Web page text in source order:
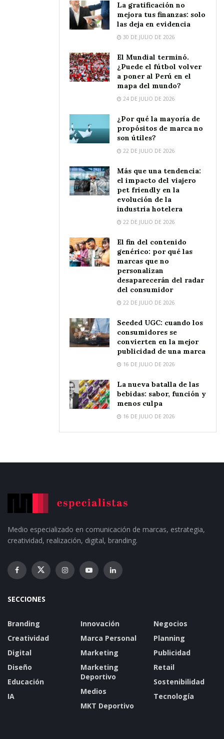
La gratificación no
mejora tus finanzas: solo
las deja en evidencia
30 DE JULIO DE 2026
El Mundial terminó.
¿Puede el fútbol volver
a poner al Perú en el
mapa del mundo?
24 DE JULIO DE 2026
¿Por qué la mayoría de
propósitos de marca no
son útiles?
22 DE JULIO DE 2026
Más que una tendencia:
el impacto del viajero
pet friendly en la
evolución de la
industria hotelera
22 DE JULIO DE 2026
El fin del contenido
genérico: por qué las
marcas que no
personalizan
desaparecerán del radar
del consumidor
22 DE JULIO DE 2026
Seeded UGC: cuando los
consumidores se
convierten en la mejor
publicidad de una marca
16 DE JULIO DE 2026
La nueva batalla de las
bebidas: sabor, función y
menos culpa
16 DE JULIO DE 2026
Medio especializado en comunicación de marcas, estrategia,
creatividad, realización, digital, branding.
SECCIONES
Branding
Creatividad
Digital
Diseño
Educación
IA
Innovación
Marca Personal
Marketing
Marketing
Deportivo
Medios
MKT Deportivo
Negocios
Planning
Publicidad
Retail
Sostenibilidad
Tecnología